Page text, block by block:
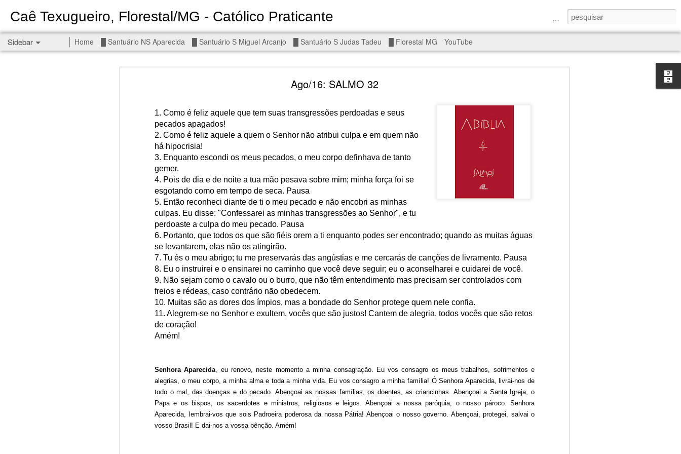
Ago/16: SALMO 32
1. Como é feliz aquele que tem suas transgressões perdoadas e seus
pecados apagados!
2. Como é feliz aquele a quem o Senhor não atribui culpa e em quem não
há hipocrisia!
3. Enquanto escondi os meus pecados, o meu corpo definhava de tanto
gemer.
4. Pois de dia e de noite a tua mão pesava sobre mim; minha força foi se
esgotando como em tempo de seca. Pausa
5. Então reconheci diante de ti o meu pecado e não encobri as minhas
culpas. Eu disse: "Confessarei as minhas transgressões ao Senhor", e tu
perdoaste a culpa do meu pecado. Pausa
6. Portanto, que todos os que são fiéis orem a ti enquanto podes ser encontrado; quando as muitas águas
se levantarem, elas não os atingirão.
7. Tu és o meu abrigo; tu me preservarás das angústias e me cercarás de canções de livramento. Pausa
8. Eu o instruirei e o ensinarei no caminho que você deve seguir; eu o aconselharei e cuidarei de você.
9. Não sejam como o cavalo ou o burro, que não têm entendimento mas precisam ser controlados com
freios e rédeas, caso contrário não obedecem.
10. Muitas são as dores dos ímpios, mas a bondade do Senhor protege quem nele confia.
11. Alegrem-se no Senhor e exultem, vocês que são justos! Cantem de alegria, todos vocês que são retos
de coração!
Amém!
Senhora Aparecida, eu renovo, neste momento a minha consagração. Eu vos consagro os meus trabalhos, sofrimentos e
alegrias, o meu corpo, a minha alma e toda a minha vida. Eu vos consagro a minha família! Ó Senhora Aparecida, livrai-nos de
todo o mal, das doenças e do pecado. Abençoai as nossas famílias, os doentes, as criancinhas. Abençoai a Santa Igreja, o
Papa e os bispos, os sacerdotes e ministros, religiosos e leigos. Abençoai a nossa paróquia, o nosso pároco. Senhora
Aparecida, lembrai-vos que sois Padroeira poderosa da nossa Pátria! Abençoai o nosso governo. Abençoai, protegei, salvai o
vosso Brasil! E dai-nos a vossa bênção. Amém!
Caê Texugueiro, Florestal/MG - Católico Praticante
Sidebar Home █ Santuário NS Aparecida █ Santuário S Miguel Arcanjo █ Santuário S Judas Tadeu █ Florestal MG YouTube
Permanent End To The Wars - Gaza, Iran and Lebanon.
Get real!The butcher has been fooling you. He is ghosted by the world, and it
There is a line you cannot cross — negotiation is the best option.
Semper Fi. Fair winds and following seas.
Liberté, égalité, fraternité.
Win-win solutions to Gaza, Iran and Lebanon.
Neither Iran nor Lebanon will be the next Gaza.
Gaza belongs to Palestine, and it will not be a Vegas-ification.
Palestine belongs to Palestinians.
Peace and stability in the region.
n insurance policy is hosted on the dark web.
Quarterback. Aragawa.— Washington. Gush Dan.